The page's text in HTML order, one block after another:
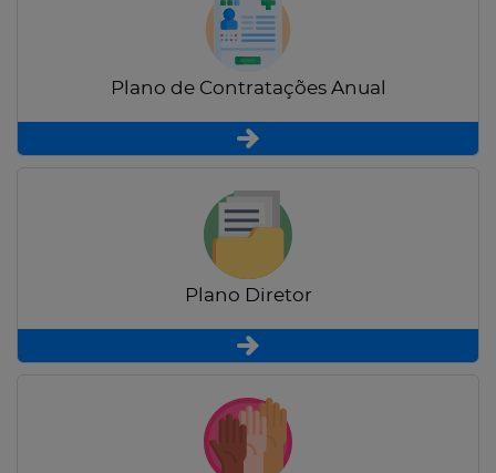
Plano de Contratações Anual
Plano Diretor